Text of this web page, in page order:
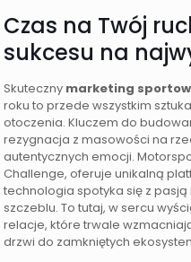
Czas na Twój
sukcesu na
Skuteczny marketing
roku to przede wszystkim
otoczenia. Kluczem do
rezygnacja z masowości na
autentycznych emocji.
Challenge, oferuje unikalną
technologia spotyka się z
szczeblu. To tutaj, w sercu
relacje, które trwale
drzwi do zamkniętych